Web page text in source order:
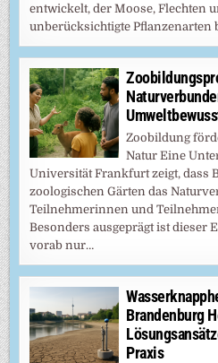
entwickelt, der Moose, Flechten
unberücksichtigte Pflanzenarten
Zoobildung
Natur Eine
Universität Frankfurt zeigt, dass
zoologischen Gärten das
Teilnehmerinnen und
Besonders ausgeprägt ist dieser
vorab nur…
Brandenburg
Praxis